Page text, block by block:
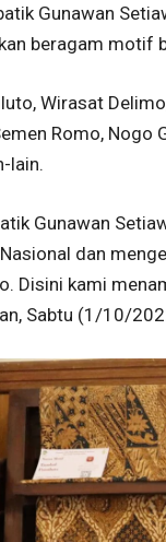
Gunawan
beragam motif
Wirasat
Romo, Nogo
lain.
Gunawan
dan
Disini kami
Sabtu (1/10/